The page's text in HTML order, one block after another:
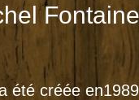
été créée